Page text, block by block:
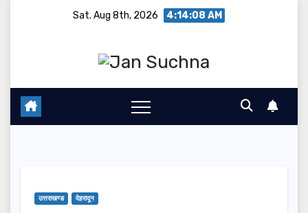
Sat. Aug 8th, 2026 4:14:08 AM
उत्तराखण्ड देहरादून